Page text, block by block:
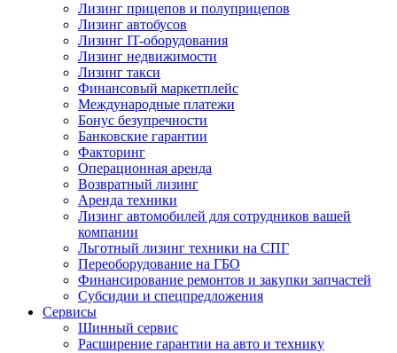
Лизинг прицепов и полуприцепов
Лизинг автобусов
Лизинг IT-оборудования
Лизинг недвижимости
Лизинг такси
Финансовый маркетплейс
Международные платежи
Бонус безупречности
Банковские гарантии
Факторинг
Операционная аренда
Возвратный лизинг
Аренда техники
Лизинг автомобилей для сотрудников вашей
компании
Льготный лизинг техники на СПГ
Переоборудование на ГБО
Финансирование ремонтов и закупки запчастей
Субсидии и спецпредложения
Сервисы
Шинный сервис
Расширение гарантии на авто и технику